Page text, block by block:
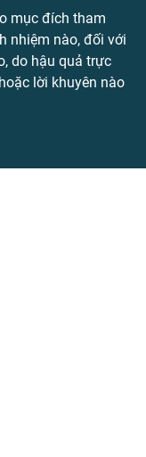
mục đích tham
nhiệm nào, đối với
do hậu quả trực
lời khuyên nào